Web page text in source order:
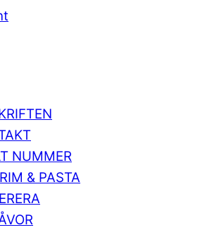
NUMMER
& PASTA